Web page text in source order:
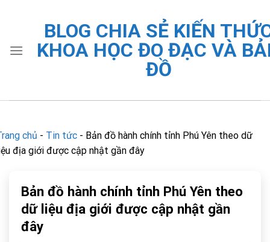
BLOG CHIA SẺ KIẾN
KHOA HỌC ĐO ĐẠC VÀ
ĐỒ
chủ - Tin tức - Bản đồ hành chính tỉnh Phú Yên theo dữ
địa giới được cập nhật gần đây
Bản đồ hành chính tỉnh Phú Yên theo
dữ liệu địa giới được cập nhật gần
đây